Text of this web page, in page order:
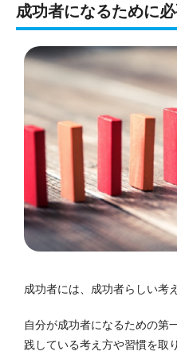
成功者になるために
成功者には、成功者らしい考
自分が成功者になるための第
践している考え方や習慣を取